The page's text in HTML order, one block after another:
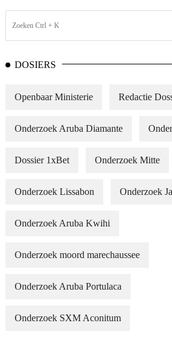
DOSIERS
Openbaar Ministerie Redactie
Onderzoek Aruba Diamante
Dossier 1xBet Onderzoek Mitte
Onderzoek Lissabon Onderzoek
Onderzoek Aruba Kwihi
Onderzoek moord marechaussee
Onderzoek Aruba Portulaca
Onderzoek SXM Aconitum